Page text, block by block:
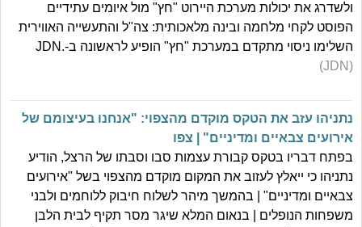
ולשדרג את יכולות מערכת היירוט "חץ" מול איומים עתידיים
הפוסט לקחי מלחמה ובינה מלאכותית: צה"ל והתעשייה האווירית
השלימו ניסוי מתקדם במערכת "חץ" הופיע לראשונה ב-JDN.
(JDN)
נתניהו עזב את הטקס מוקדם מהצפוי: "אנחנו בעיצומם של
אירועים צבאיים ומדיניים" | צפו
בפתח דבריו בטקס קבורת עצמות סבו וסבתו של הרצל, הודיע
נתניהו כי ייאלץ לעזוב את המקום מוקדם מהצפוי בשל "אירועים
צבאיים ומדיניים" | בהמשך מיהר לשלוח חיבוק ללוחמים ולבני
משפחות הנופלים | בנאום המלא שיגר מסר תקיף לבית הלבן